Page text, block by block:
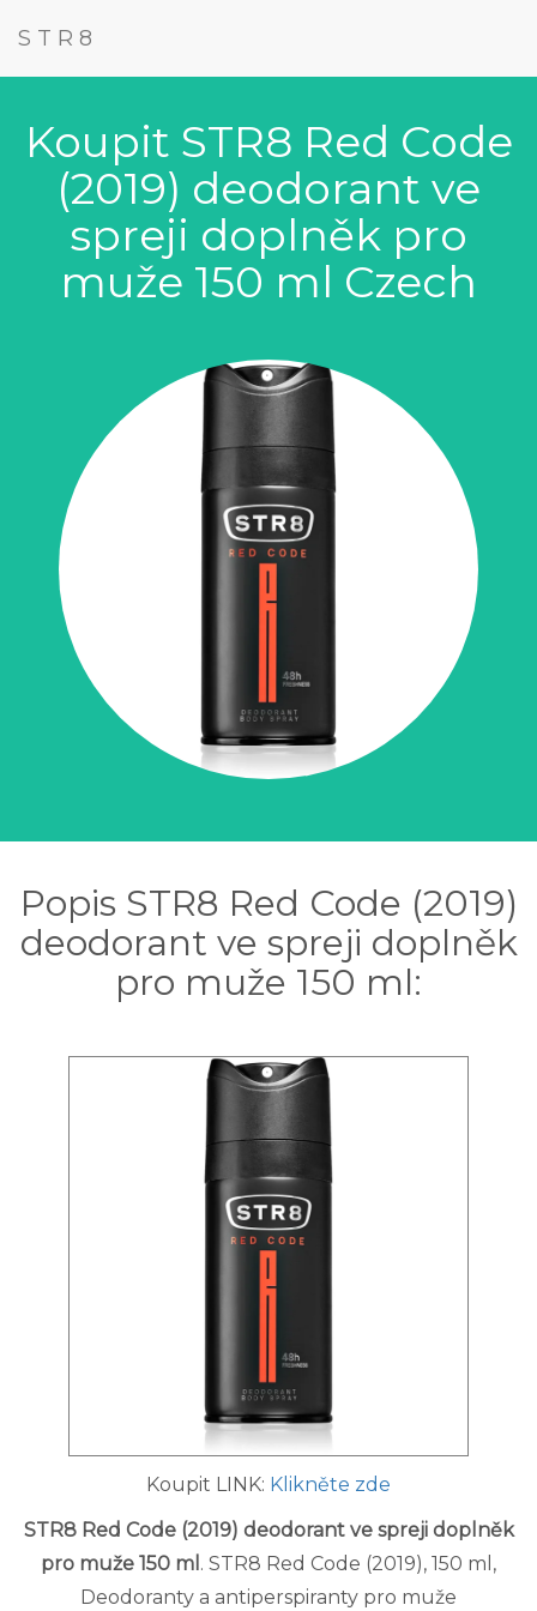
STR8
Koupit STR8 Red Code
(2019) deodorant ve
spreji doplněk pro
muže 150 ml Czech
Popis STR8 Red Code (2019)
deodorant ve spreji doplněk
pro muže 150 ml:
Koupit LINK: Klikněte zde
STR8 Red Code (2019) deodorant ve spreji doplněk
pro muže 150 ml . STR8 Red Code (2019), 150 ml,
Deodoranty a antiperspiranty pro muže